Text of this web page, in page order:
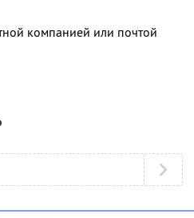
компанией или почтой